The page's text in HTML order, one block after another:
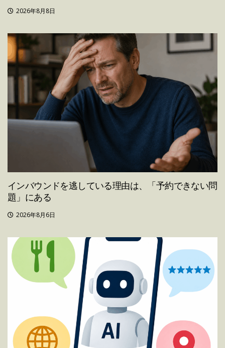
2026年8月8日
インバウンドを逃している理由は、「予約できない問
題」にある
2026年8月6日